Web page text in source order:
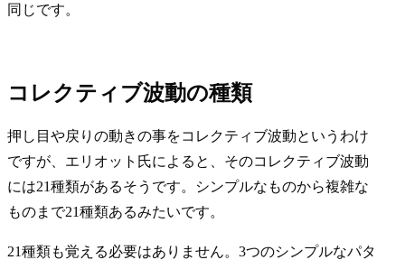
同じです。
コレクティブ波動の種類
押し目や戻りの動きの事をコレクティブ波動というわけ
ですが、エリオット氏によると、そのコレクティブ波動
には21種類があるそうです。シンプルなものから複雑な
ものまで21種類あるみたいです。
21種類も覚える必要はありません。3つのシンプルなパタ